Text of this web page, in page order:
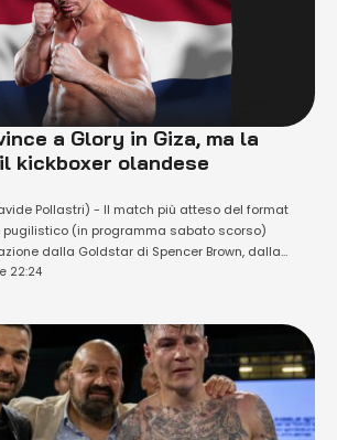
a Glory in Giza, ma la
kickboxer olandese
Pollastri) - Il match più atteso del format
pugilistico (in programma sabato scorso)
dalla Goldstar di Spencer Brown, dalla
Hearn e dalla Ready to Fight di Sergey Lapin,
22:24